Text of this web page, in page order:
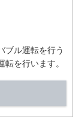
ブル運転を行う
を行います。